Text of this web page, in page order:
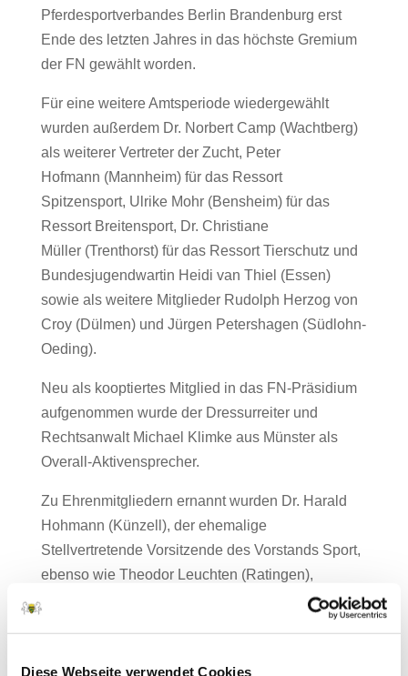
Diese Webseite verwendet Cookies
Pferdesportverbandes Berlin Brandenburg erst
Ende des letzten Jahres in das höchste Gremium
der FN gewählt worden.
Für eine weitere Amtsperiode wiedergewählt
wurden außerdem Dr. Norbert Camp (Wachtberg)
als weiterer Vertreter der Zucht, Peter
Hofmann (Mannheim) für das Ressort
Spitzensport, Ulrike Mohr (Bensheim) für das
Ressort Breitensport, Dr. Christiane
Müller (Trenthorst) für das Ressort Tierschutz und
Bundesjugendwartin Heidi van Thiel (Essen)
sowie als weitere Mitglieder Rudolph Herzog von
Croy (Dülmen) und Jürgen Petershagen (Südlohn-
Oeding).
Neu als kooptiertes Mitglied in das FN-Präsidium
aufgenommen wurde der Dressurreiter und
Rechtsanwalt Michael Klimke aus Münster als
Overall-Aktivensprecher.
Zu Ehrenmitgliedern ernannt wurden Dr. Harald
Hohmann (Künzell), der ehemalige
Stellvertretende Vorsitzende des Vorstands Sport,
ebenso wie Theodor Leuchten (Ratingen),
ehemaliger Vorsitzender des Vorstands Zucht und